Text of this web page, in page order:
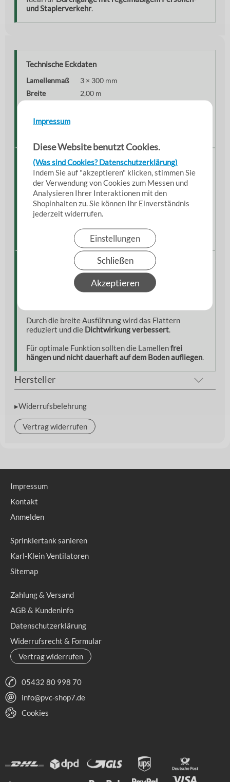
Impressum
Diese Website benutzt Cookies.
(Was sind Cookies? Datenschutzerklärung)
Indem Sie auf "akzeptieren" klicken, stimmen Sie
der Verwendung von Cookies zum Messen und
Analysieren Ihrer Interaktionen mit den
Shopinhalten zu. Sie können Ihr Einverständnis
jederzeit widerrufen.
Einstellungen
Schließen
Akzeptieren
und Staplerverkehr.
Technische Eckdaten
Lamellenmaß
3 × 300 mm
Breite
2,00 m
Material
Lieferumfang
Im Set enthalten sind diezugeschnittenen PVC-
Lamellen(3 × 300 mm), passende
Edelstahl-Pendel
sowie dieEdelstahl-Hakenleisteinklusive
Befestigungsmaterial.
Alle Komponenten sind exakt auf eine Gesamtbreite
abgestimmt.
Hinweise aus der Praxis
300 mm Lamellenbieten eine hohe Stabilität und
sind besonders geeignet fürstärker frequentierte
Durch die breite Ausführung wird das Flattern
reduziert und die Dichtwirkung verbessert
Für optimale Funktion sollten die Lamellenfrei
hängen und nicht dauerhaft auf dem Boden aufliegen
Hersteller
▸Widerrufsbelehrung
Vertrag widerrufen
Impressum
Kontakt
Anmelden
Sprinklertank sanieren
Karl-Klein Ventilatoren
Sitemap
Zahlung & Versand
AGB & Kundeninfo
Datenschutzerklärung
Widerrufsrecht & Formular
Vertrag widerrufen
05432 80 998 70
info@pvc-shop7.de
Cookies